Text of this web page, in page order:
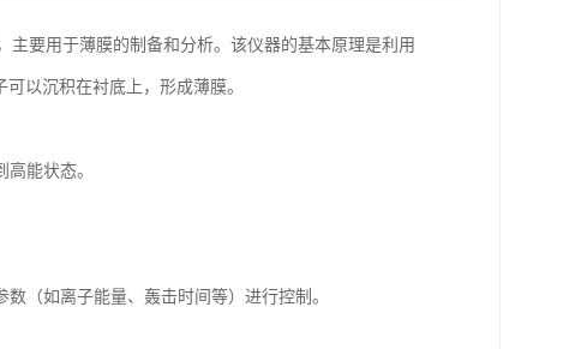
主要用于薄膜的制备和分析。该仪器的基本原理是利用
以沉积在衬底上，形成薄膜。
能状态。
（如离子能量、轰击时间等）进行控制。